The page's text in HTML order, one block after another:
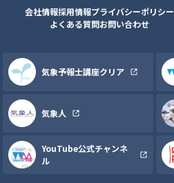
会社情報採用情報プライバシーポリシー
よくある質問お問い合わせ
気象予報士講座クリア
気象人
YouTube公式チャンネ
ル